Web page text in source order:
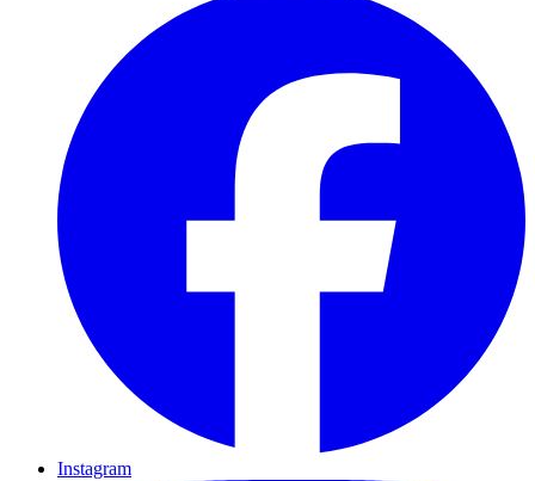
Instagram